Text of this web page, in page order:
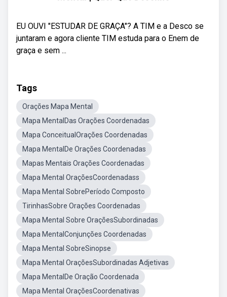
EU OUVI "ESTUDAR DE GRAÇA"? A TIM e a Desco se
juntaram e agora cliente TIM estuda para o Enem de
graça e sem ...
Tags
Orações Mapa Mental
Mapa MentalDas Orações Coordenadas
Mapa ConceitualOrações Coordenadas
Mapa MentalDe Orações Coordenadas
Mapas Mentais Orações Coordenadas
Mapa Mental OraçõesCoordenadass
Mapa Mental SobrePeríodo Composto
TirinhasSobre Orações Coordenadas
Mapa Mental Sobre OraçõesSubordinadas
Mapa MentalConjunções Coordenadas
Mapa Mental SobreSinopse
Mapa Mental OraçõesSubordinadas Adjetivas
Mapa MentalDe Oração Coordenada
Mapa Mental OraçõesCoordenativas